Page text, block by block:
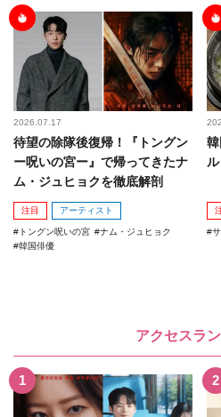
2026.07.17
待望の除隊後復帰！『トングン
ー呪いの宮ー』で帰ってきたナ
ム・ジュヒョクを徹底解剖
注目 アーティスト
トングン呪いの宮
ナム・ジュヒョク
韓国俳優
アクセスラ